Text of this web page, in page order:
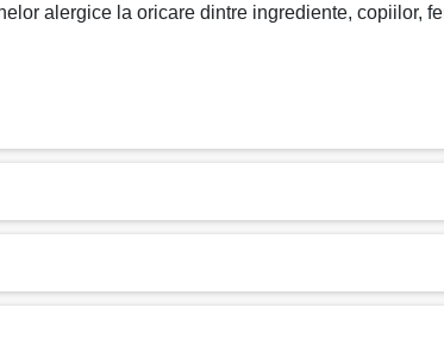
alergice la oricare dintre ingrediente, copiilor,